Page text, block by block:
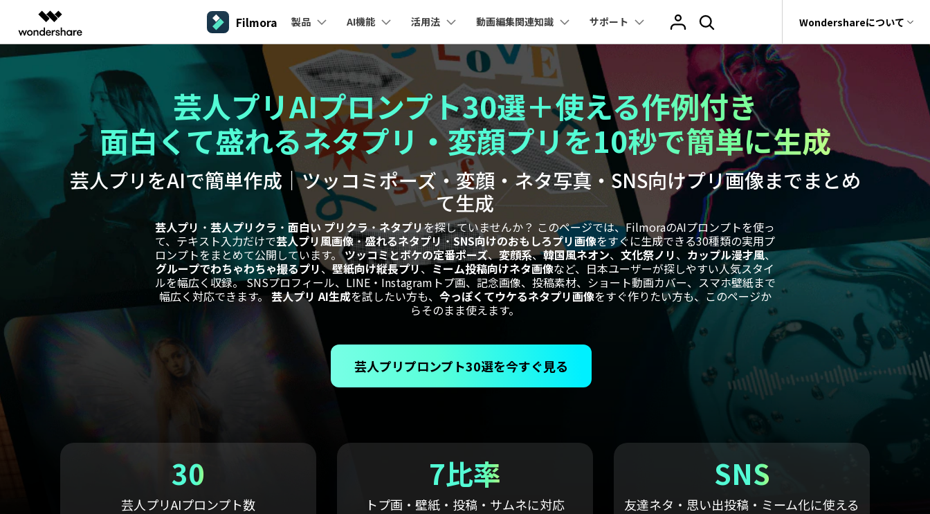
製品
AIGCサービス
動画編集＆変換
動画編集ソフト
UniConverter
動画変換ソフト
DVD Memory
DVD作成ソフト
AI動画・画像・音楽ジェネレーター
ToMoviee AI
オールインワンAI生成プラットフォーム
EdrawMax
ベクタードローソフト
EdrawMind
マインドマップソフト
PDF編集
PDFelement
PDF編集ソフト
PDFelement Cloud
電子署名とクラウドサービス
HiPDF
PDF編集オンラインツール
ユーティリティ
データ復元・バックアップ
Recoverit
データ復元ソフト
Repairit
動画・写真・ファイル修復ソフト
Dr.Fone
スマートフォン管理ソフト
MobileTrans
スマホ間のデータ転送ソフト
FamiSafe
子供の安全を守るアプリ
会社情報
法人様向けお問い合わせ窓口
Wondershareについて
サポートセンター
Wondershare製品一覧
法人・教育・パートナー
法人向け
学生・教員向け
代理店募集
パートナープログ
ラム
ソリューション
PDF ソリューション
PDFelement
作図＆製図
EdrawMind
EdrawMax
動画編集＆変換
Filmora
UniConverter
データ復元・転送
Dr.Fone
Recoverit
企業情報
会社概要
創業者メッセージ
採用情報
お問い合わせ
プラン＆価格 サポート Wondershareについて
Filmora 製品
プラットフォーム
デスクトップ Filmora - Windows動画編集ソフト
Filmora - Mac動画編集ソフト
モバイル
Filmora - Android動画編集アプリ
Filmora - iPad版
Filmora - オンライン動画編集
アセット Creative Assets（クリエイティブアセット）
製品機能
動画
画面録画
キーフレーム
サブシーケンス NEW
平面トラッキング
NEW
マルチカメラ編集
オーディオ
オートモンタージュ
オーディオスペクトラム
無音検出
ボイスチェンジャー NEW
テキスト
テキスト挿入
テキスト読み上げ(TTS)
自動字幕起こし(STT)
テキストアニメーション
オートキャプション NEW
アセット
動画エフェクト
テンプレートプリセット
Boris FX
NewBlue FX
AI機能
Filmora AI
AIによる次世代編集
詳しく見る >>
AI機能
AI 画像から動画生成
Veo 3.1
AI テキストから動画生成
Veo 3.1
AI画像生成
AI 延長 NEW
AI オブジェクトリムーバー
NEW
AI 動画ノイズ除去
NEW
AI 音声補正
テキスト読み上げ
AI ポートレート
AI自動文字起こし
AIヒント
ChatGPT & AI機能
AI動画編集
AIマーケティング
AI音声生成ツール
AIイラストや画像生成サイト
AI絵自動生成ツール
AI画像生成ツール
もっと見る >
活用法
Filmoraのユーザー層
インフルエンサー
SMB
マーケター
ビデオソリューション
YouTube収益化
オープニング動画
プロモーションビデオ
解説動画
スライドショー動画
商品紹介動画
動画マーケティング
プレゼンテーション動画
TikTok広告動画
すべてのソリューション >
無料ダウンロード
動画編集関連知識
動画編集のコツ
動画編集ソフトと方法
ビジネス動画編集関連知識 NEW
動画編集の高度スキル・テクニック
動画再生ソフトと方法
音声編集の基本知識
動画編集アプリまとめ
YouTube・SNS動画編集
YouTubeショート動画作成方法
ソーシャルメディア動画編集
YouTube動画エディタで動画を編集する方法
Youtubeのオープニング動画を作る方法
YouTube動画編集ソフトおすすめTOP10
その他のコツ
スライドショー作成関連知識 NEW
結婚式ムービー作成テクニック
動画に使えるエフェクト素材おすすめ
アニメ動画の関連知識
動画クリエーティビティーに関する記事
Filmora動画講
Filmora 101ガイド
Filmoraラーニング
Filmoraの使い方と
YouTube公式チャ
もっと見る >
サポート
サポート
Filmoraバージョン情報
最新の製品ニュースとアップデート情報
クリエイターハブ
クリエイターハブで無限の創造性を発揮しよう
Filmora操作ガイド
Filmoraのステップバイステップガイドを学ぶ
Filmora動作環境
サポートされている形式、デバイス、GPU の完全なリスト
クリエイター収益化
プログラム
創造力を収益に変えましょう！
友達紹介プログラム
招待して、ポイントを獲得しよう！
カスタマーサポート
FAQs
お客様からよくあるご質問を掲載してお
ります
お問い合わせ
無料でサポートチームにお問い合わせく
ださい
バージョンダウン
Filmora の旧バージョンをご利用いただ
けます
法人向け
ブランド紹介
レビュー
Filmoraのニュースとレビューについて詳し
く見る
協業実績
Filmora製品や、公式キャラクターとのコラ
ボ実績
無料ダウンロード
芸人プリAIプロンプト30選＋使える作例付き
面白くて盛れるネタプリ・変顔プリを10秒で簡単に生成
芸人プリをAIで簡単作成｜ツッコミポーズ・変顔・ネタ写真・SNS向けプリ画像までまとめ
て生成
芸人プリ ・ 芸人プリクラ ・ 面白い プリクラ・ネタプリを探していませんか？ このページでは、FilmoraのAIプロンプトを使っ
て、テキスト入力だけで芸人プリ風画像・盛れるネタプリ・SNS向けのおもしろプリ画像をすぐに生成できる30種類の実用プ
ロンプトをまとめて公開しています。ツッコミとボケの定番ポーズ、変顔系、韓国風ネオン、 文化祭ノリ、 カップル漫才風、
グループでわちゃわちゃ撮るプリ、壁紙向け縦長プリ、ミーム投稿向けネタ画像など、日本ユーザーが探しやすい人気スタイ
ルを幅広く収録。 SNSプロフィール、LINE・Instagramトプ画、記念画像、投稿素材、ショート動画カバー、スマホ壁紙まで
幅広く対応できます。 芸人プリ AI生成を試したい方も、 今っぽくてウケるネタプリ画像をすぐ作りたい方も、このページか
らそのまま使えます。
芸人プリプロンプト30選を今すぐ見る
30
芸人プリAIプロンプト数
7比率
トプ画・壁紙・投稿・サムネに対応
SNS
友達ネタ・思い出投稿・ミーム化に使える